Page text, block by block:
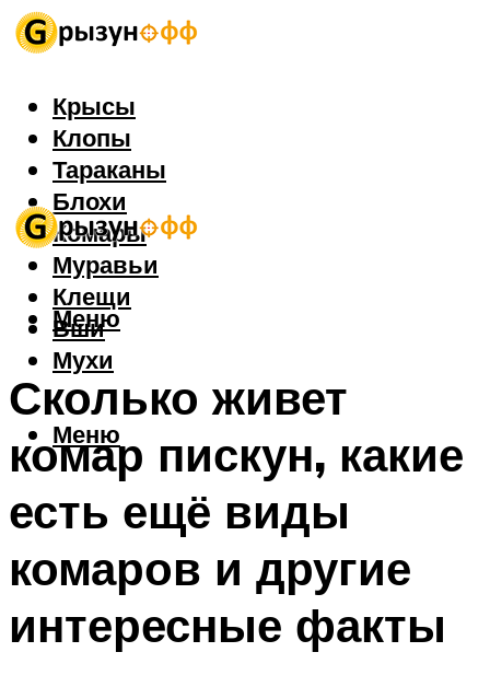
Крысы
Клопы
Тараканы
Блохи
Комары
Муравьи
Клещи
Вши
Мухи
Меню
Меню
Сколько живет
комар пискун, какие
есть ещё виды
комаров и другие
интересные факты